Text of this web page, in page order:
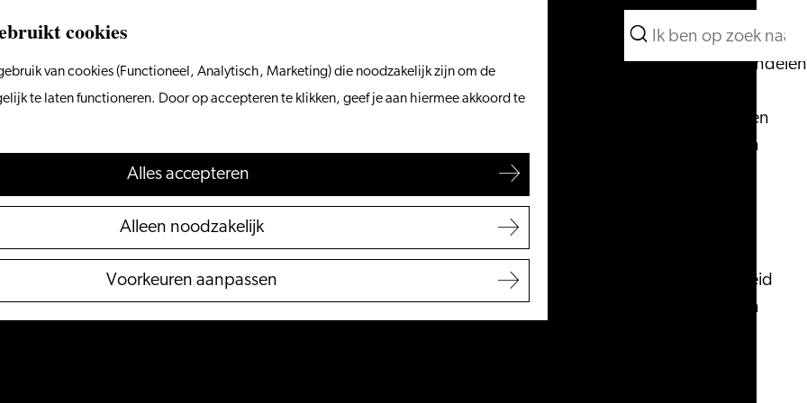
cookies
van cookies (Functioneel, Analytisch, Marketing) die noodzakelijk zijn om de
te laten functioneren. Door op accepteren te klikken, geef je aan hiermee akkoord te
Alles accepteren
Alleen noodzakelijk
Voorkeuren aanpassen
Menu
Zoeken
Wat te doen
Vanaf het water
Fietsen & wandelen
Eten & drinken
Met kinderen
Bereikbaarheid
Overnachten
Zoeken
rd